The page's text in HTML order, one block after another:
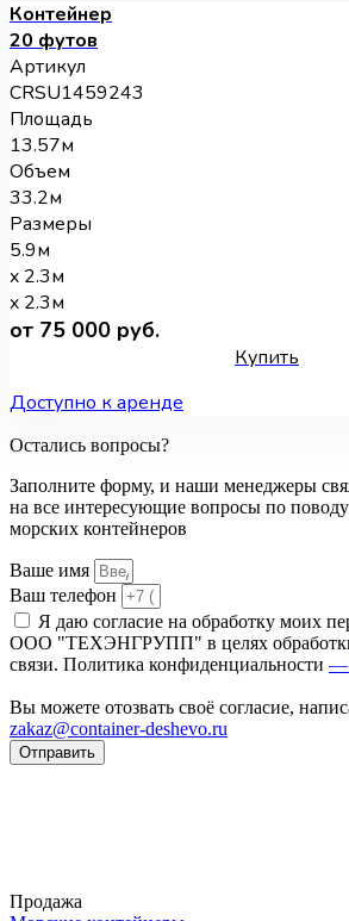
Контейнер
20 футов
Артикул
CRSU1459243
Площадь
13.57м
Объем
33.2м
Размеры
5.9м
x 2.3м
x 2.3м
от 75 000 руб.
Купить
Доступно к аренде
Остались вопросы?
Заполните форму, и наши менеджеры
на все интересующие вопросы по
морских контейнеров
Ваше имя
Ваш телефон
Я даю согласие на обработку моих
ООО "ТЕХЭНГРУПП" в целях обработки
связи. Политика конфиденциальности —
Вы можете отозвать своё согласие,
zakaz@container-deshevo.ru
Отправить
Продажа